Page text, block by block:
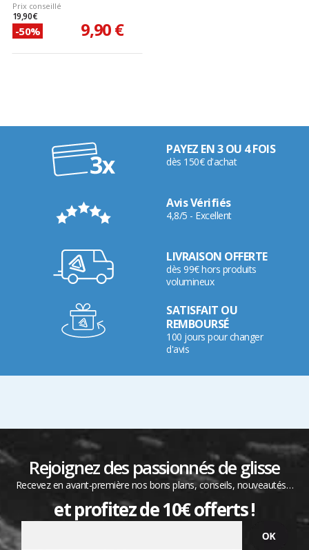
Prix conseillé
19,90 €
-50% 9,90 €
PAYEZ EN 3 OU 4 FOIS
dès 150€ d'achat
Avis Vérifiés
4,8/5 - Excellent
LIVRAISON OFFERTE
dès 99€ hors produits
volumineux
SATISFAIT OU
REMBOURSÉ
100 jours pour changer
d'avis
Rejoignez des passionnés de glisse
Recevez en avant-première nos bons plans, conseils, nouveautés…
et profitez de 10€ offerts !